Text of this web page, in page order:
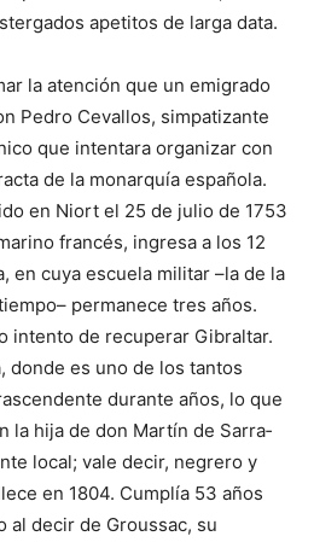
apetitos de larga data.
la atención que un emigrado
Pedro Cevallos, simpatizante
que intentara organizar con
de la monarquía española.
en Niort el 25 de julio de 1753
francés, ingresa a los 12
en cuya escuela militar –la de la
permane­ce tres años.
intento de recuperar Gibraltar.
donde es uno de los tantos
durante años, lo que
la hija de don Martín de Sarra­
local; vale decir, negrero y
en 1804. Cumplía 53 años
al decir de Groussac, su